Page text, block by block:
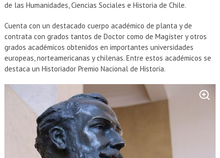
Académicos
Egresados Funcionarios
de las Humanidades, Ciencias Sociales e Historia de Chile.
Cuenta con un destacado cuerpo académico de planta y de
contrata con grados tantos de Doctor como de Magíster y otros
grados académicos obtenidos en importantes universidades
europeas, norteamericanas y chilenas. Entre estos académicos se
destaca un Historiador Premio Nacional de Historia.